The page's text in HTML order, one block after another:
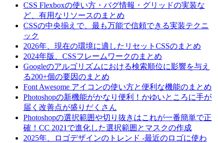
CSS Flexboxの使い方・バグ情報・グリッドの実装な
ど、有用なリソースのまとめ
CSSの中央揃えで、最も万能で信頼できる実装テクニ
ック
2026年、現在の環境に適したリセットCSSのまとめ
2024年版、CSSフレームワークのまとめ
Googleのアルゴリズムにおける検索順位に影響を与え
る200+個の要因のまとめ
Font Awesome アイコンの使い方と便利な機能のまとめ
Photoshopの新機能がかなり便利！かゆいところに手が
届く改善点が盛りだくさん
Photoshopの選択範囲や切り抜きはこれが一番簡単で正
確！CC 2021で進化した選択範囲とマスクの作成
2025年、ロゴデザインのトレンド -最近のロゴに使わ